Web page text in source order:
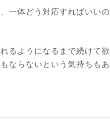
一体どう対応すればいいの
るようになるまで続けて欲
ならないという気持ちもあ